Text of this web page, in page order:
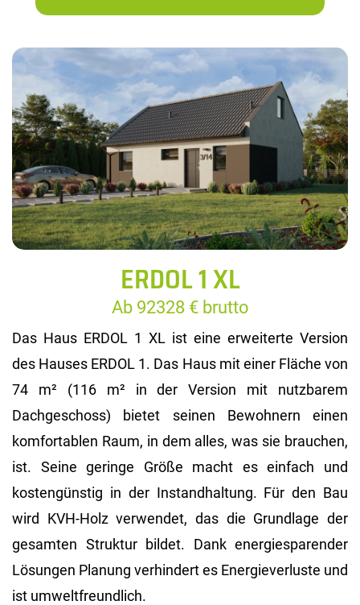
ERDOL 1 XL
Ab 92328 € brutto
Das Haus ERDOL 1 XL ist eine erweiterte Version
des Hauses ERDOL 1. Das Haus mit einer Fläche von
74 m² (116 m² in der Version mit nutzbarem
Dachgeschoss) bietet seinen Bewohnern einen
komfortablen Raum, in dem alles, was sie brauchen,
ist. Seine geringe Größe macht es einfach und
kostengünstig in der Instandhaltung. Für den Bau
wird KVH-Holz verwendet, das die Grundlage der
gesamten Struktur bildet. Dank energiesparender
Lösungen Planung verhindert es Energieverluste und
ist umweltfreundlich.